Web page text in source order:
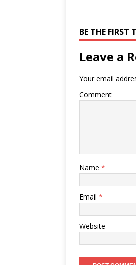
BE THE FIRST
Leave a
Your email
Comment
Name *
Email *
Website